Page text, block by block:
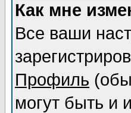
Как мне
Все ваши
Профиль
могут быть и